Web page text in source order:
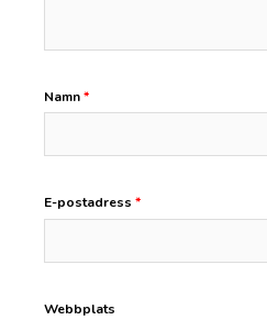
Namn*
E-postadress *
Webbplats